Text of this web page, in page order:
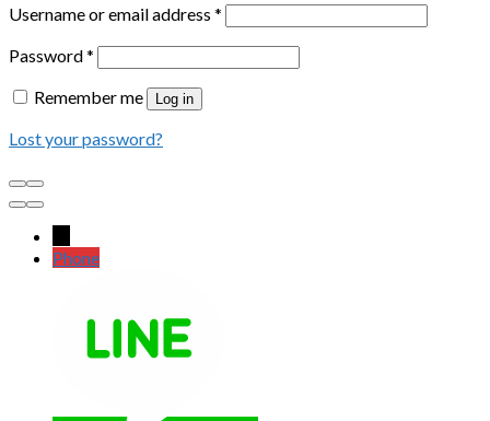
Username or email address *
Password*
Remember me
Log in
Lost your password?
Phone